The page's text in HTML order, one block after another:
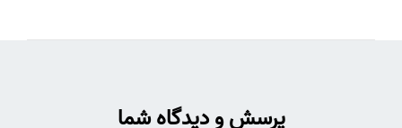
پرسش و دیدگاه شما